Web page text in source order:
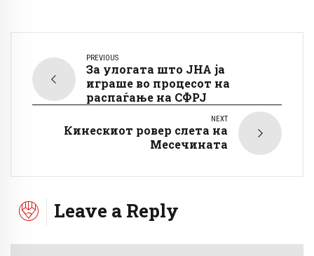
PREVIOUS
За улогата што ЈНА ја
играше во процесот на
распаѓање на СФРЈ
NEXT
Кинескиот ровер слета на
Месечината
Leave a Reply